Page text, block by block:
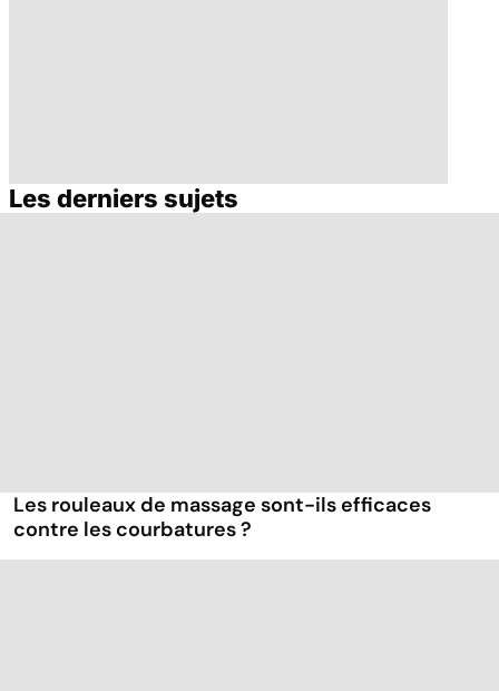
Migraines,
Comment gérer
Les derniers sujets
Les rouleaux de massage sont-ils efficaces
contre les courbatures ?